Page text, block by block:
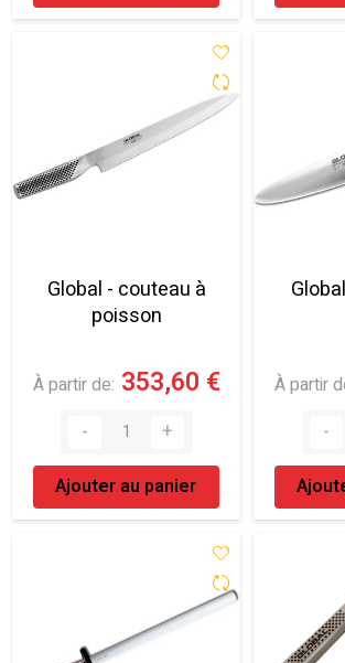
Global - couteau à
poisson
À partir de 353,60 €
Ajouter au panier
À partir